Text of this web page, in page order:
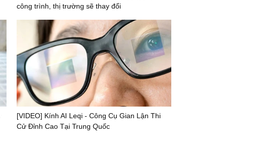
công trình, thị trường sẽ thay đổi
[VIDEO] Kính AI Leqi - Công Cụ Gian Lận Thi
Cử Đỉnh Cao Tại Trung Quốc